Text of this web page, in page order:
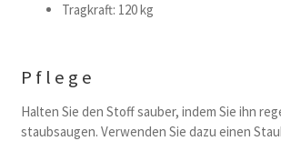
Tragkraft: 120 kg
Pflege
Halten Sie den Stoff sauber, indem Sie ihn
staubsaugen. Verwenden Sie dazu einen